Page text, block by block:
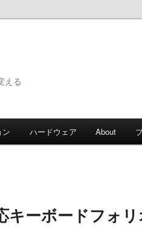
える
ン ハードウェア About
ーボードフォリ